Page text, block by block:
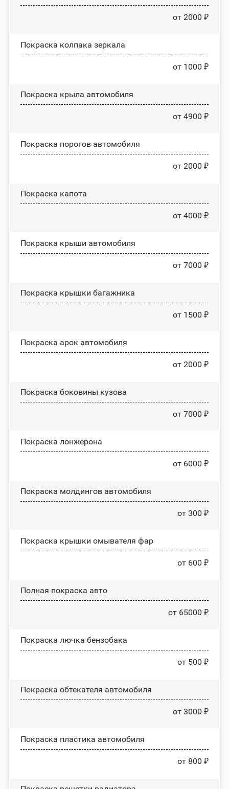
от 2000 ₽
Покраска колпака зеркала
от 1000 ₽
Покраска крыла автомобиля
от 4900 ₽
Покраска порогов автомобиля
от 2000 ₽
Покраска капота
от 4000 ₽
Покраска крыши автомобиля
от 7000 ₽
Покраска крышки багажника
от 1500 ₽
Покраска арок автомобиля
от 2000 ₽
Покраска боковины кузова
от 7000 ₽
Покраска лонжерона
от 6000 ₽
Покраска молдингов автомобиля
от 300 ₽
Покраска крышки омывателя фар
от 600 ₽
Полная покраска авто
от 65000 ₽
Покраска лючка бензобака
от 500 ₽
Покраска обтекателя автомобиля
от 3000 ₽
Покраска пластика автомобиля
от 800 ₽